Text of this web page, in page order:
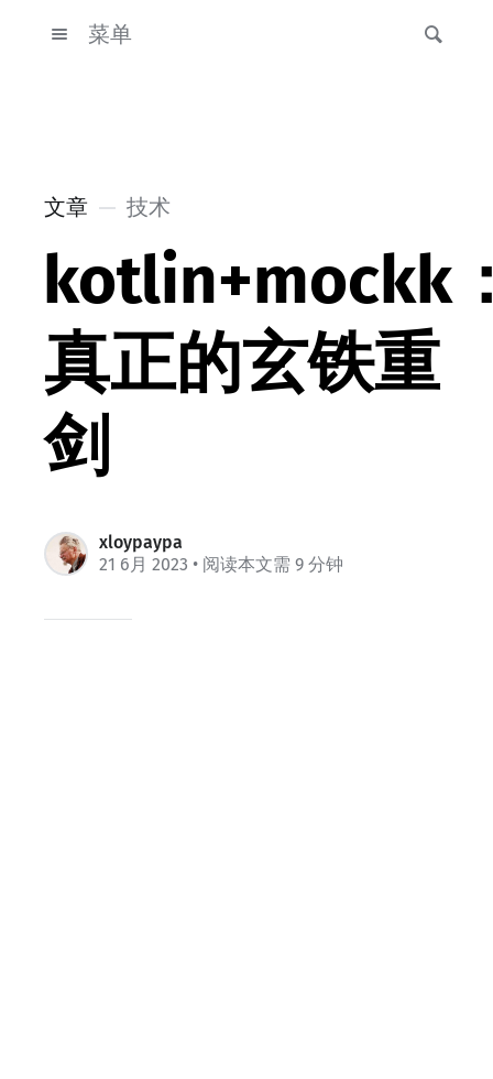
菜单
文章 技术
kotlin+mockk
真正的玄铁重
剑
xloypaypa
21 6月 2023 • 阅读本文需 9 分钟